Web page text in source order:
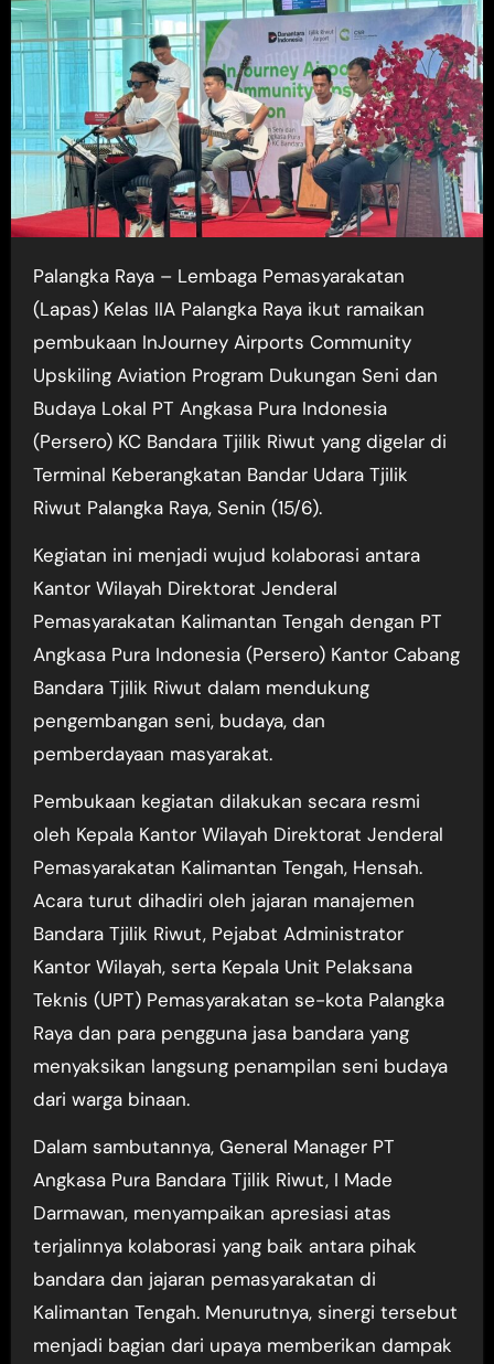
Palangka Raya – Lembaga Pemasyarakatan
(Lapas) Kelas IIA Palangka Raya ikut ramaikan
pembukaan InJourney Airports Community
Upskiling Aviation Program Dukungan Seni dan
Budaya Lokal PT Angkasa Pura Indonesia
(Persero) KC Bandara Tjilik Riwut yang digelar di
Terminal Keberangkatan Bandar Udara Tjilik
Riwut Palangka Raya, Senin (15/6).
Kegiatan ini menjadi wujud kolaborasi antara
Kantor Wilayah Direktorat Jenderal
Pemasyarakatan Kalimantan Tengah dengan PT
Angkasa Pura Indonesia (Persero) Kantor Cabang
Bandara Tjilik Riwut dalam mendukung
pengembangan seni, budaya, dan
pemberdayaan masyarakat.
Pembukaan kegiatan dilakukan secara resmi
oleh Kepala Kantor Wilayah Direktorat Jenderal
Pemasyarakatan Kalimantan Tengah, Hensah.
Acara turut dihadiri oleh jajaran manajemen
Bandara Tjilik Riwut, Pejabat Administrator
Kantor Wilayah, serta Kepala Unit Pelaksana
Teknis (UPT) Pemasyarakatan se-kota Palangka
Raya dan para pengguna jasa bandara yang
menyaksikan langsung penampilan seni budaya
dari warga binaan.
Dalam sambutannya, General Manager PT
Angkasa Pura Bandara Tjilik Riwut, I Made
Darmawan, menyampaikan apresiasi atas
terjalinnya kolaborasi yang baik antara pihak
bandara dan jajaran pemasyarakatan di
Kalimantan Tengah. Menurutnya, sinergi tersebut
menjadi bagian dari upaya memberikan dampak